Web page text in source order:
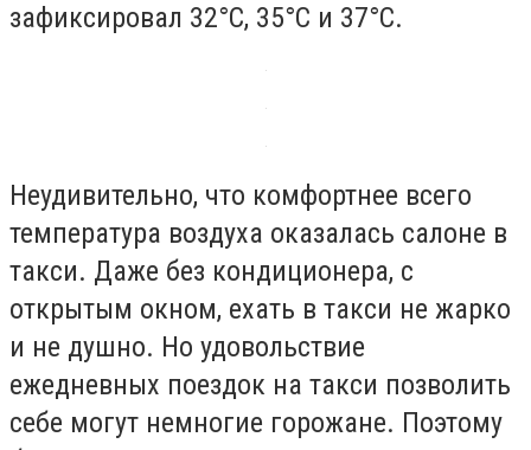
зафиксировал 32°C, 35°C и 37°C.
Неудивительно, что комфортнее всего
температура воздуха оказалась салоне в
такси. Даже без кондиционера, с
открытым окном, ехать в такси не жарко
и не душно. Но удовольствие
ежедневных поездок на такси позволить
себе могут немногие горожане. Поэтому